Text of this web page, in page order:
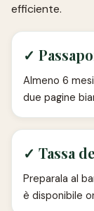
efficiente.
✓
Almeno 6
due pagine
✓ Tassa
Preparala al
è disponibile